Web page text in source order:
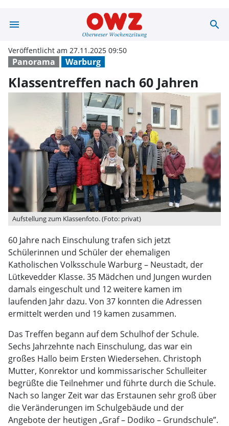
menu Klassentreffensearch
Panorama Warburg
Veröffentlicht am 27.11.2025 09:50
Klassentreffen nach 60 Jahren
Aufstellung zum Klassenfoto. (Foto: privat)
60 Jahre nach Einschulung trafen sich jetzt
Schülerinnen und Schüler der ehemaligen
Katholischen Volksschule Warburg – Neustadt, der
Lütkevedder Klasse. 35 Mädchen und Jungen wurden
damals eingeschult und 12 weitere kamen im
laufenden Jahr dazu. Von 37 konnten die Adressen
ermittelt werden und 19 kamen zusammen.
Das Treffen begann auf dem Schulhof der Schule.
Sechs Jahrzehnte nach Einschulung, das war ein
großes Hallo beim Ersten Wiedersehen. Christoph
Mutter, Konrektor und kommissarischer Schulleiter
begrüßte die Teilnehmer und führte durch die Schule.
Nach so langer Zeit war das Erstaunen sehr groß über
die Veränderungen im Schulgebäude und der
Angebote der heutigen „Graf – Dodiko – Grundschule”.